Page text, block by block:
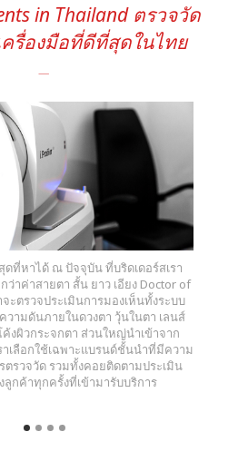
in Thailand ตรวจวัด
รื่องมือที่ดีที่สุดในไทย
ดที่หาได้ ณ ปัจจุบัน ที่บริดเดอร์สเรา
ว่าค่าสายตา สั้น ยาว เอียง Doctor of
ะตรวจประเมินการมองเห็นทั้งระบบ
วามดันภายในดวงตา วุ้นในตา เลนส์
งผิวกระจกตา ส่วนใหญ่นำเข้าจาก
าเลือกใช้เฉพาะแบรนด์ชั้นนำที่มีความ
ตรวจวัด รวมทั้งคอยติดตามประเมิน
กค้าทุกครั้งที่เข้ามารับบริการ